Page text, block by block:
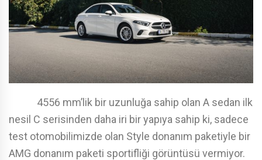
4556 mm’lik bir uzunluğa sahip olan A sedan ilk
nesil C serisinden daha iri bir yapıya sahip ki, sadece
test otomobilimizde olan Style donanım paketiyle bir
AMG donanım paketi sportifliği görüntüsü vermiyor.